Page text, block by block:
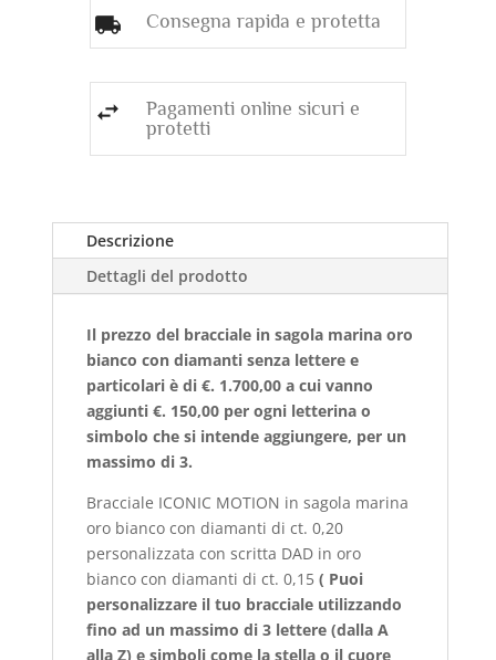
Consegna rapida e protetta
Pagamenti online sicuri e
protetti
Descrizione
Dettagli del prodotto
Il prezzo del bracciale in sagola marina oro
bianco con diamanti senza lettere e
particolari è di €. 1.700,00 a cui vanno
aggiunti €. 150,00 per ogni letterina o
simbolo che si intende aggiungere, per un
massimo di 3.
Bracciale ICONIC MOTION in sagola marina
oro bianco con diamanti di ct. 0,20
personalizzata con scritta DAD in oro
bianco con diamanti di ct. 0,15 ( Puoi
personalizzare il tuo bracciale utilizzando
fino ad un massimo di 3 lettere (dalla A
alla Z) e simboli come la stella o il cuore